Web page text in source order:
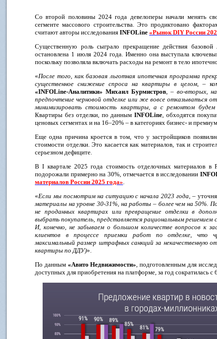
Со второй половины 2024 года девелоперы начали менять
сегменте массового строительства. Это продиктовано
считают авторы исследования INFOLine «Рынок DIY России
Существенную роль сыграло прекращение действия
остановлена 1 июля 2024 года. Именно она выступала
поскольку позволяла включать расходы на ремонт в тело
«После того, как базовая льготная ипотечная программа
существенное снижение спроса на квартиры в целом, –
«INFOLine-Аналитики» Михаил Бурмистров, – во-вторых,
предпочтение черновой отделке или же вовсе отказываться
минимизировать стоимость квартиры, а с ремонтом будем
Квартиры без отделки, по даннымINFOLine, обходятся
ценовых сегментах и на 16–20% – в категориях бизнес- и
Еще одна причина кроется в том, что у застройщиков
стоимости отделки. Это касается как материалов, так и
серьезном дефиците.
В I квартале 2025 года стоимость отделочных материалов
подорожали примерно на 30%, отмечается в исследовании
материалов России 2025 года».
«Если мы посмотрим на ситуацию с начала 2023 года, –
материалы на уровне 30-31%, на работы – более чем на 50%.
не проданных квартирах или превращение отделки в
выбрать покупатель, представляется рациональным решением
И, конечно, не забываем о большом количестве вопросов к
клиентов в процессе приемки работ по отделке, что
максимальный размер штрафных санкций за некачественную
квартиры по ДДУ)».
По данным «Авито Недвижимости», подготовленным для
доступных для приобретения на платформе, за год сократилась с